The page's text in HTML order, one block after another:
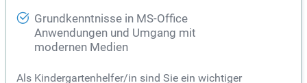
Grundkenntnisse in MS-Office
Anwendungen und Umgang mit
modernen Medien
Als Kindergartenhelfer/in sind Sie ein wichtiger